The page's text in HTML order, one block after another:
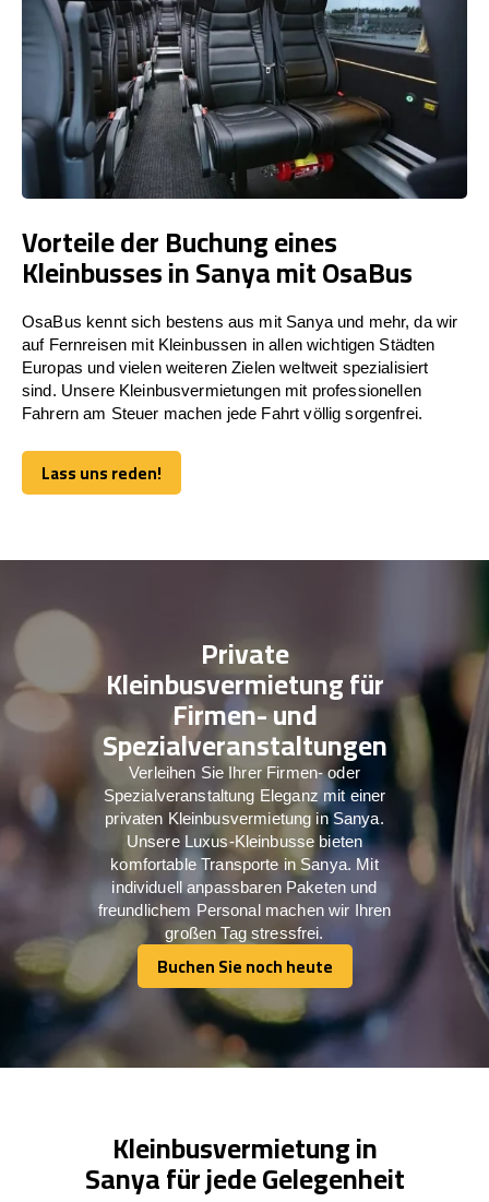
Vorteile der Buchung eines
Kleinbusses in Sanya mit OsaBus
OsaBus kennt sich bestens aus mit Sanya und mehr, da wir
auf Fernreisen mit Kleinbussen in allen wichtigen Städten
Europas und vielen weiteren Zielen weltweit spezialisiert
sind. Unsere Kleinbusvermietungen mit professionellen
Fahrern am Steuer machen jede Fahrt völlig sorgenfrei.
Lass uns reden!
Lass uns reden!
Private
Kleinbusvermietung für
Firmen- und
Spezialveranstaltungen
Verleihen Sie Ihrer Firmen- oder
Spezialveranstaltung Eleganz mit einer
privaten Kleinbusvermietung in Sanya.
Unsere Luxus-Kleinbusse bieten
komfortable Transporte in Sanya. Mit
individuell anpassbaren Paketen und
freundlichem Personal machen wir Ihren
großen Tag stressfrei.
Buchen Sie noch heute
Buchen Sie noch heute
Kleinbusvermietung in
Sanya für jede Gelegenheit